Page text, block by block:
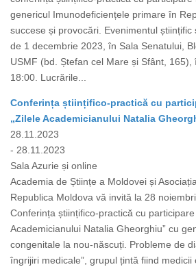
genericul Imunodeficiențele primare în
succese și provocări. Evenimentul
de 1 decembrie 2023, în Sala Senatului,
USMF (bd. Ștefan cel Mare și Sfânt,
18:00. Lucrările...
Conferința științifico-practică cu
„Zilele Academicianului Natalia
28.11.2023
- 28.11.2023
Sala Azurie și online
Academia de Științe a Moldovei și
Republica Moldova vă invită la 28
Conferința științifico-practică cu
Academicianului Natalia Gheorghiu” cu
congenitale la nou-născuți. Probleme de
îngrijiri medicale”, grupul țintă fiind medicii